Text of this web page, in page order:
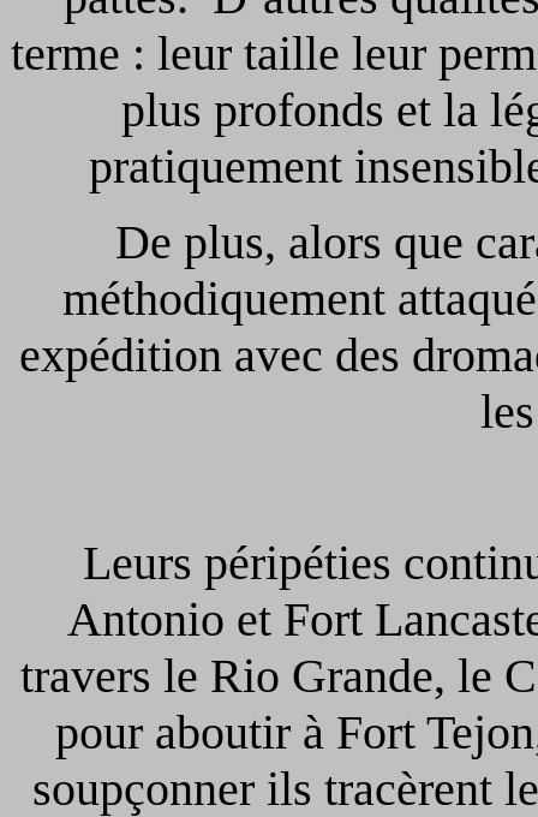
terme : leur taille leur
plus profonds et la
pratiquement
De plus, alors que
méthodiquement
expédition avec des
Leurs péripéties
Antonio et Fort
travers le Rio Grande, le
pour aboutir à Fort
soupçonner ils tracèrent